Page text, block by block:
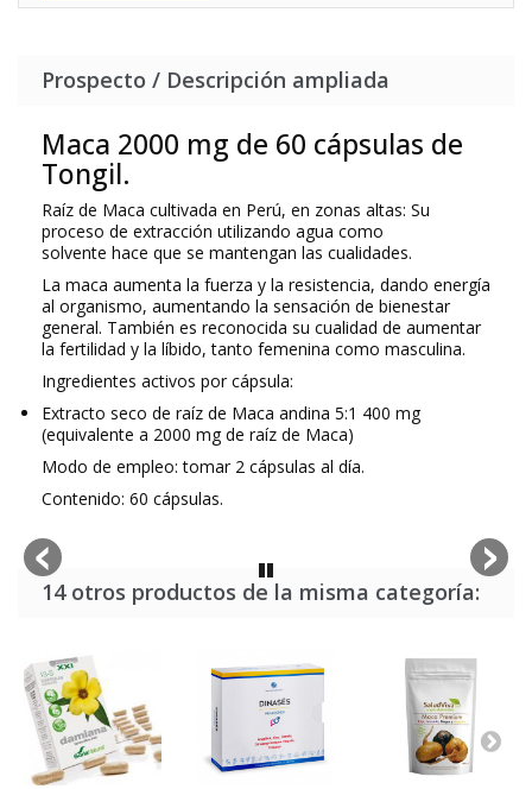
Prospecto / Descripción ampliada
Maca 2000 mg de 60 cápsulas de
Tongil.
Raíz de Maca cultivada en Perú, en zonas altas: Su
proceso de extracción utilizando agua como
solvente hace que se mantengan las cualidades.
La maca aumenta la fuerza y la resistencia, dando energía
al organismo, aumentando la sensación de bienestar
general. También es reconocida su cualidad de aumentar
la fertilidad y la líbido, tanto femenina como masculina.
Ingredientes activos por cápsula:
Extracto seco de raíz de Maca andina 5:1 400 mg
(equivalente a 2000 mg de raíz de Maca)
Modo de empleo: tomar 2 cápsulas al día.
Contenido: 60 cápsulas.
14 otros productos de la misma categoría: